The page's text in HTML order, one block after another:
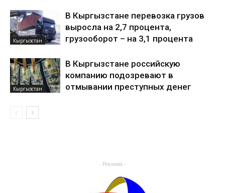
Кыргызстан
В Кыргызстане перевозка грузов
выросла на 2,7 процента,
грузооборот – на 3,1 процента
Кыргызстан
В Кыргызстане российскую
компанию подозревают в
отмывании преступных денег
- Реклама -